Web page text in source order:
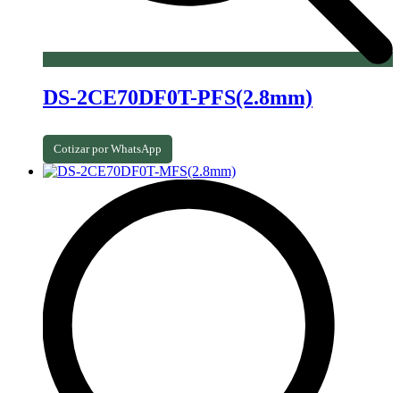
DS-2CE70DF0T-PFS(2.8mm)
Cotizar por WhatsApp